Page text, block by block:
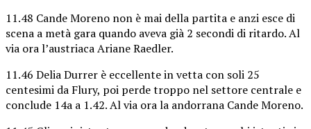
11.48 Cande Moreno non è mai della partita e anzi esce di
scena a metà gara quando aveva già 2 secondi di ritardo. Al
via ora l’austriaca Ariane Raedler.
11.46 Delia Durrer è eccellente in vetta con soli 25
centesimi da Flury, poi perde troppo nel settore centrale e
conclude 14a a 1.42. Al via ora la andorrana Cande Moreno.